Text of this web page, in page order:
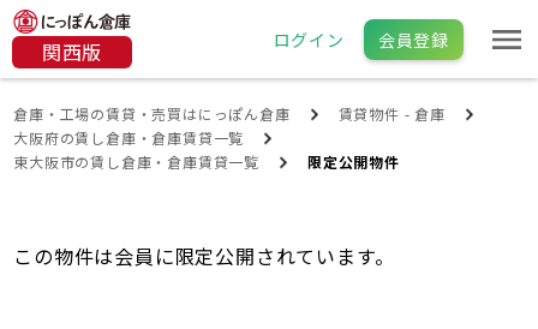
関西版 ログイン 会員登録
倉庫・工場の賃貸・売買はにっぽん倉庫
賃貸物件 - 倉庫
大阪府の賃し倉庫・倉庫賃貸一覧
東大阪市の賃し倉庫・倉庫賃貸一覧
限定公開物件
この物件は会員に限定公開されています。